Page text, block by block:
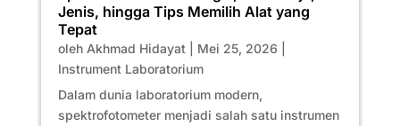
Jenis, hingga Tips Memilih Alat yang
Tepat
oleh Akhmad Hidayat| Mei 25, 2026
Instrument Laboratorium
Dalam dunia laboratorium modern,
spektrofotometer menjadi salah satu instrumen